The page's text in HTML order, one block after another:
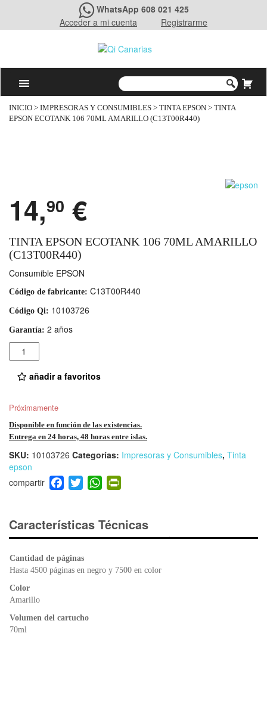
WhatsApp 608 021 425
Acceder a mi cuenta
Registrarme
INICIO > IMPRESORAS Y CONSUMIBLES > TINTA EPSON > TINTA
EPSON ECOTANK 106 70ML AMARILLO (C13T00R440)
14,90 €
TINTA EPSON ECOTANK 106 70ML AMARILLO
(C13T00R440)
Consumible EPSON
Código de fabricante: C13T00R440
Código Qi: 10103726
Garantía: 2 años
Cantidad
añadir a favoritos
Próximamente
Disponible en función de las existencias.
Entrega en 24 horas, 48 horas entre islas.
SKU: 10103726 Categorías: Impresoras y Consumibles, Tinta
epson
F
a
e
b
o
o
T
wi
er
W
h
s
A
p
ri
e
dl
Características Técnicas
Cantidad de páginas
Hasta 4500 páginas en negro y 7500 en color
Color
Amarillo
Volumen del cartucho
70ml